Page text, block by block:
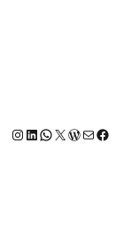
Instagram
LinkedIn
WhatsApp
X E-Mail